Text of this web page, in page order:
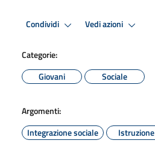
Condividi Vedi azioni
Categorie:
Giovani
Sociale
Argomenti:
Integrazione sociale
Istruzione